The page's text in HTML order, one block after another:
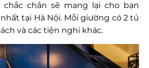
chắn sẽ mang lại cho bạn
tại Hà Nội. Mỗi giường có 2 tủ
và các tiện nghi khác.